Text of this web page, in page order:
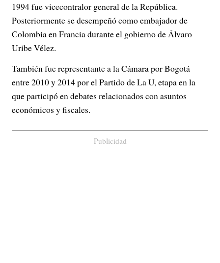
1994 fue vicecontralor general de la República.
Posteriormente se desempeñó como embajador de
Colombia en Francia durante el gobierno de Álvaro
Uribe Vélez.
También fue representante a la Cámara por Bogotá
entre 2010 y 2014 por el Partido de La U, etapa en la
que participó en debates relacionados con asuntos
económicos y fiscales.
Publicidad